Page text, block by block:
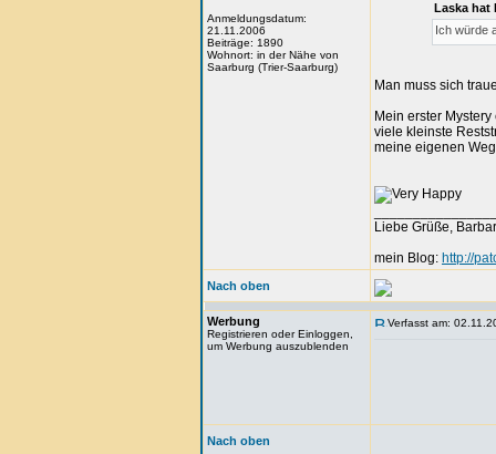
Anmeldungsdatum:
21.11.2006
Beiträge: 1890
Wohnort: in der Nähe von
Saarburg (Trier-Saarburg)
Laska hat
Ich würde
Man muss sich
Mein erster
viele kleinste
meine eigenen
Liebe Grüße,
mein Blog: http://
Nach oben
Werbung
Registrieren oder Einloggen,
um Werbung auszublenden
Verfasst am:
Nach oben